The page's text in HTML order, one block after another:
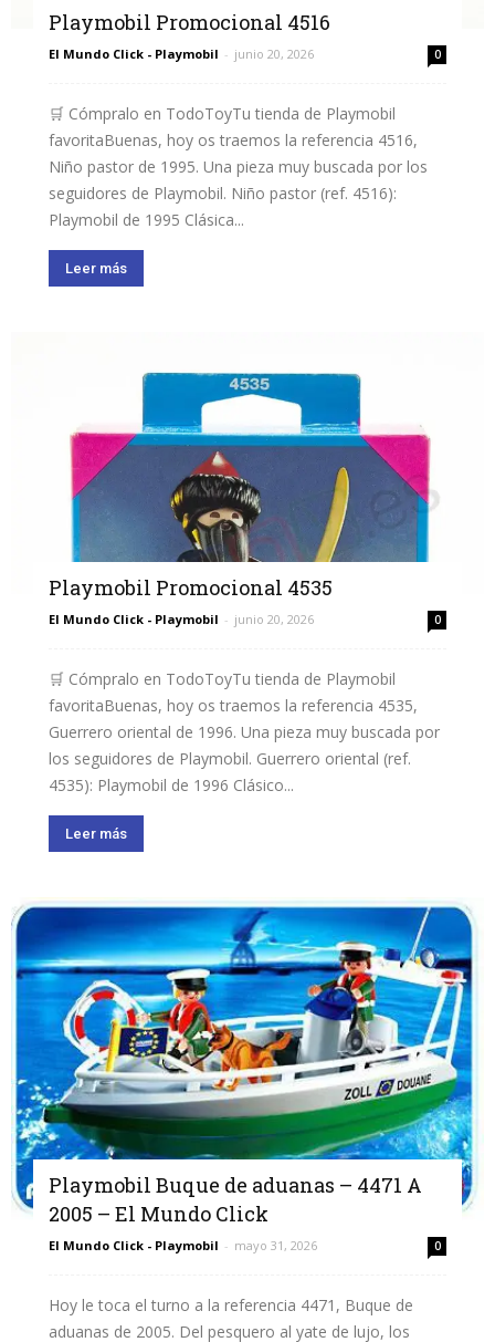
Playmobil Promocional 4516
El Mundo Click - Playmobil - junio 20, 2026 0
🛒 Cómpralo en TodoToyTu tienda de Playmobil
favoritaBuenas, hoy os traemos la referencia 4516,
Niño pastor de 1995. Una pieza muy buscada por los
seguidores de Playmobil. Niño pastor (ref. 4516):
Playmobil de 1995 Clásica...
Leer más
Playmobil Promocional 4535
El Mundo Click - Playmobil - junio 20, 2026 0
🛒 Cómpralo en TodoToyTu tienda de Playmobil
favoritaBuenas, hoy os traemos la referencia 4535,
Guerrero oriental de 1996. Una pieza muy buscada por
los seguidores de Playmobil. Guerrero oriental (ref.
4535): Playmobil de 1996 Clásico...
Leer más
Playmobil Buque de aduanas – 4471 A
2005 – El Mundo Click
El Mundo Click - Playmobil - mayo 31, 2026 0
Hoy le toca el turno a la referencia 4471, Buque de
aduanas de 2005. Del pesquero al yate de lujo, los